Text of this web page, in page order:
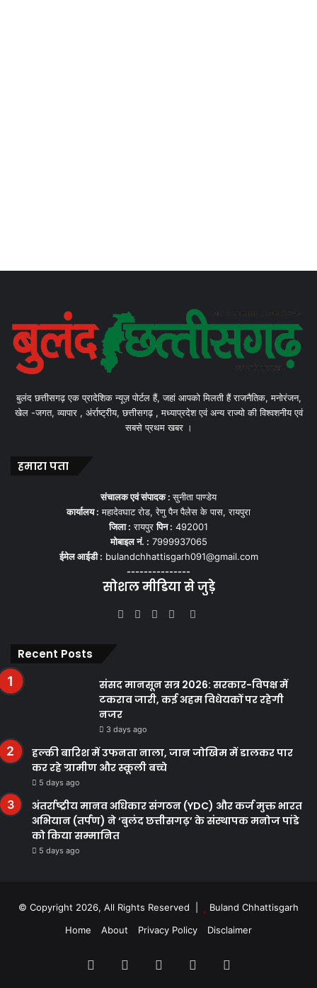
बुलंद छत्तीसगढ़ एक प्रादेशिक न्यूज़ पोर्टल हैं, जहां आपको मिलती हैं राजनैतिक, मनोरंजन,
खेल -जगत, व्यापार , अंर्राष्ट्रीय, छत्तीसगढ़ , मध्याप्रदेश एवं अन्य राज्यो की विश्वशनीय एवं
सबसे प्रथम खबर ।
हमारा पता
संचालक एवं संपादक :सुनीता पाण्डेय
कार्यालय : महादेवघाट रोड, रेणु पैन पैलेस के पास, रायपुरा
जिला : रायपुरपिन : 492001
मोबाइल नं. : 7999937065
ईमेल आईडी : bulandchhattisgarh091@gmail.com
---------------
सोशल मीडिया से जुड़े
Facebook
TwitterYouTubeInstagram
WhatsApp
Recent Posts
संसद मानसून सत्र 2026: सरकार-विपक्ष में
टकराव जारी, कई अहम विधेयकों पर रहेगी
नजर
3 days ago
हल्की बारिश में उफनता नाला, जान जोखिम में डालकर पार
कर रहे ग्रामीण और स्कूली बच्चे
5 days ago
अंतर्राष्ट्रीय मानव अधिकार संगठन (YDC) और कर्ज मुक्त भारत
अभियान (तर्पण) ने ‘बुलंद छत्तीसगढ़’ के संस्थापक मनोज पांडे
को किया सम्मानित
5 days ago
© Copyright 2026, All Rights Reserved |
Buland Chhattisgarh
Home
About Privacy Policy Disclaimer
FacebookTwitter YouTubeInstagram